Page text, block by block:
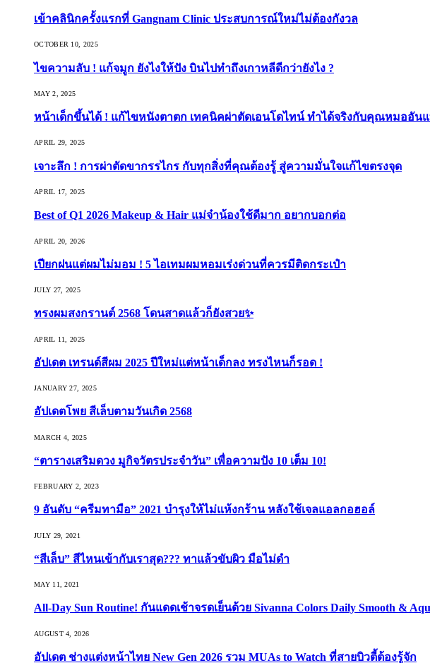
เข้าคลินิกครั้งแรกที่ Gangnam Clinic ประสบการณ์ใหม่ไม่ต้องกังวล
OCTOBER 10, 2025
ไขความลับ ! แก้จมูก ยังไงให้ปัง บินไปทำถึงเกาหลีดีกว่ายังไง ?
MAY 2, 2025
หน้าเด็กขึ้นได้ ! แก้ไขหนังตาตก เทคนิคผ่าตัดเอนโดไทน์ ทำได้จริงกับคุณหมออัน
APRIL 29, 2025
เจาะลึก ! การผ่าตัดขากรรไกร กับทุกสิ่งที่คุณต้องรู้ สู่ความมั่นใจแก้ไขตรงจุด
APRIL 17, 2025
Best of Q1 2026 Makeup & Hair แม่จ๋าน้องใช้ดีมาก อยากบอกต่อ
APRIL 20, 2026
เปียกฝนแต่ผมไม่มอม ! 5 ไอเทมผมหอมเร่งด่วนที่ควรมีติดกระเป๋า
JULY 27, 2025
ทรงผมสงกรานต์ 2568 โดนสาดแล้วก็ยังสวย✨
APRIL 11, 2025
อัปเดต เทรนด์สีผม 2025 ปีใหม่แต่หน้าเด็กลง ทรงไหนก็รอด !
JANUARY 27, 2025
อัปเดตโพย สีเล็บตามวันเกิด 2568
MARCH 4, 2025
“ตารางเสริมดวง มูกิจวัตรประจำวัน” เพื่อความปัง 10 เต็ม 10!
FEBRUARY 2, 2023
9 อันดับ “ครีมทามือ” 2021 บำรุงให้ไม่แห้งกร้าน หลังใช้เจลแอลกอฮอล์
JULY 29, 2021
“สีเล็บ” สีไหนเข้ากับเราสุด??? ทาแล้วขับผิว มือไม่ดำ
MAY 11, 2021
All-Day Sun Routine! กันแดดเช้าจรดเย็นด้วย Sivanna Colors Daily Smooth &
AUGUST 4, 2026
อัปเดต ช่างแต่งหน้าไทย New Gen 2026 รวม MUAs to Watch ที่สายบิวตี้ต้องรู้จัก